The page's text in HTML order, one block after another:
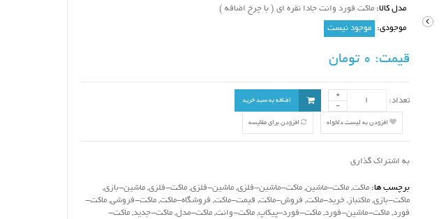
مدل کالا: ماکت فورد وانت جادا نقره ای ( با چرخ اضافه )
موجودی: موجود نیست
قیمت:
تعداد: اضافه به سبد خرید
افزودن به لیست دلخواه افزودن برای مقایسه
به اشتراک گذاری
برچسب ها: ماکت,ماکت-ماشین,ماکت-ماشین-فلزی,ماشین-فلزی,ماکت-فلزی,ماشین-بازی,
ماکت-بازی,ماکتباز,خرید-ماکت, فروش-ماکت, قیمت-ماکت, فروشگاه-ماکت,ماکت-فروشی,ماکت-
فورد,ماکت-ماشین-فورد,ماکت-فورد-پیکاپ,ماکت-وانت,ماکت-مدل,ماکت-جدید,ماکت-